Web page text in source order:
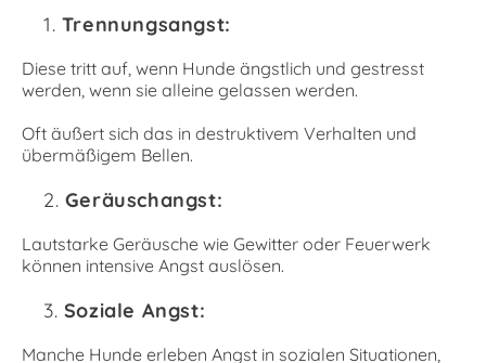
Trennungsangst:
Diese tritt auf, wenn Hunde ängstlich und gestresst
werden, wenn sie alleine gelassen werden.
Oft äußert sich das in destruktivem Verhalten und
übermäßigem Bellen.
Geräuschangst:
Lautstarke Geräusche wie Gewitter oder Feuerwerk
können intensive Angst auslösen.
Soziale Angst:
Manche Hunde erleben Angst in sozialen Situationen,